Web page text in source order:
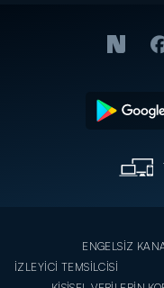
ENGELSİZ
İZLEYİCİ TEMSİLCİSİ